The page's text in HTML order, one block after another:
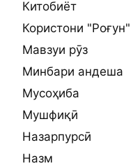
Китобиёт
Користони "Роғун"
Мавзуи рӯз
Минбари андеша
Мусоҳиба
Мушфиқӣ
Назарпурсӣ
Назм